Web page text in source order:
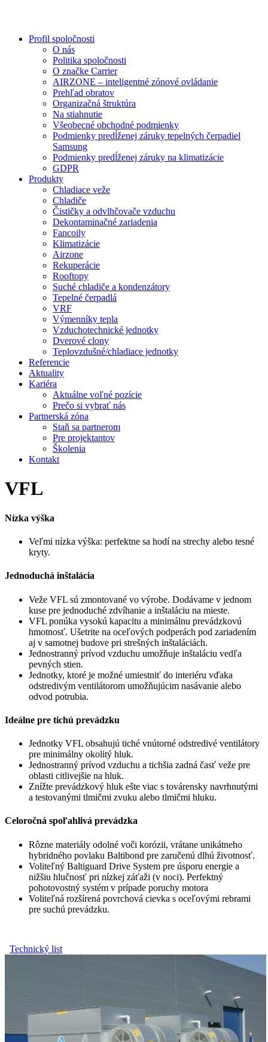
Profil spoločnosti
O nás
Politika spoločnosti
O značke Carrier
AIRZONE – inteligentné zónové ovládanie
Prehľad obratov
Organizačná štruktúra
Na stiahnutie
Všeobecné obchodné podmienky
Podmienky predĺženej záruky tepelných čerpadiel
Samsung
Podmienky predĺženej záruky na klimatizácie
GDPR
Produkty
Chladiace veže
Chladiče
Čističky a odvlhčovače vzduchu
Dekontaminačné zariadenia
Fancoily
Klimatizácie
Airzone
Rekuperácie
Rooftopy
Suché chladiče a kondenzátory
Tepelné čerpadlá
VRF
Výmenníky tepla
Vzduchotechnické jednotky
Dverové clony
Teplovzdušné/chladiace jednotky
Referencie
Aktuality
Kariéra
Aktuálne voľné pozície
Prečo si vybrať nás
Partnerská zóna
Staň sa partnerom
Pre projektantov
Školenia
Kontakt
VFL
Nízka výška
Veľmi nízka výška: perfektne sa hodí na strechy alebo tesné
kryty.
Jednoduchá inštalácia
Veže VFL sú zmontované vo výrobe. Dodávame v jednom
kuse pre jednoduché zdvíhanie a inštaláciu na mieste.
VFL ponúka vysokú kapacitu a minimálnu prevádzkovú
hmotnosť. Ušetrite na oceľových podperách pod zariadením
aj v samotnej budove pri strešných inštaláciách.
Jednostranný prívod vzduchu umožňuje inštaláciu vedľa
pevných stien.
Jednotky, ktoré je možné umiestniť do interiéru vďaka
odstredivým ventilátorom umožňujúcim nasávanie alebo
odvod potrubia.
Ideálne pre tichú prevádzku
Jednotky VFL obsahujú tiché vnútorné odstredivé ventilátory
pre minimálny okolitý hluk.
Jednostranný prívod vzduchu a tichšia zadná časť veže pre
oblasti citlivejšie na hluk.
Znížte prevádzkový hluk ešte viac s továrensky navrhnutými
a testovanými tlmičmi zvuku alebo tlmičmi hluku.
Celoročná spoľahlivá prevádzka
Rôzne materiály odolné voči korózii, vrátane unikátneho
hybridného povlaku Baltibond pre zaručenú dlhú životnosť.
Voliteľný Baltiguard Drive System pre úsporu energie a
nižšiu hlučnosť pri nízkej záťaži (v noci). Perfektný
pohotovostný systém v prípade poruchy motora
Voliteľná rozšírená povrchová cievka s oceľovými rebrami
pre suchú prevádzku.
Technický list